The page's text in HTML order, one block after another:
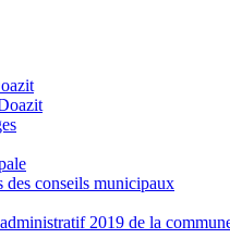
des conseils municipaux
2019 de la